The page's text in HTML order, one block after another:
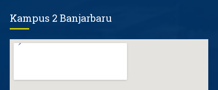
Kampus 2 Banjarbaru